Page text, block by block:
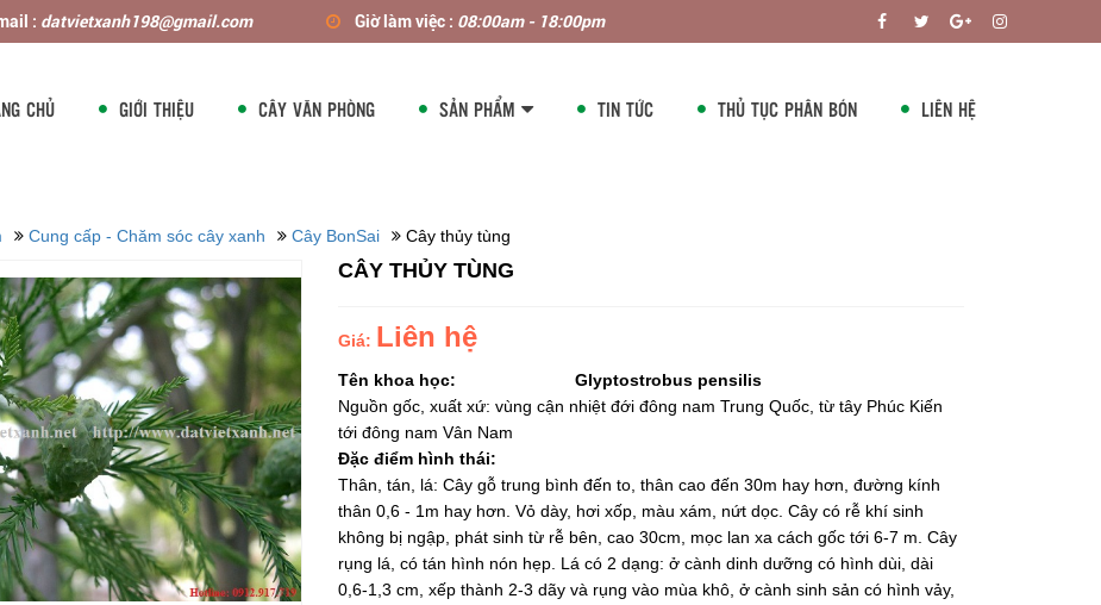
: datvietxanh198@gmail.com Giờ làm việc : 08:00am - 18:00pm
CHỦ GIỚI THIỆU CÂY VĂN PHÒNG SẢN PHẨM TIN TỨC THỦ TỤC PHÂN BÓN LIÊN HỆ
Cung cấp - Chăm sóc cây xanh Cây BonSai Cây thủy tùng
CÂY THỦY TÙNG
Giá: Liên hệ
Tên khoa học:
Glyptostrobus pensilis
Nguồn gốc, xuất xứ: vùng cận nhiệt đới đông nam Trung Quốc, từ tây Phúc Kiến
tới đông nam Vân Nam
Đặc điểm hình thái:
Thân, tán, lá: Cây gỗ trung bình đến to, thân cao đến 30m hay hơn, đường kính
thân 0,6 - 1m hay hơn. Vỏ dày, hơi xốp, màu xám, nứt dọc. Cây có rễ khí sinh
không bị ngập, phát sinh từ rễ bên, cao 30cm, mọc lan xa cách gốc tới 6-7 m. Cây
rụng lá, có tán hình nón hẹp. Lá có 2 dạng: ở cành dinh dưỡng có hình dùi, dài
0,6-1,3 cm, xếp thành 2-3 dãy và rụng vào mùa khô, ở cành sinh sản có hình vảy,